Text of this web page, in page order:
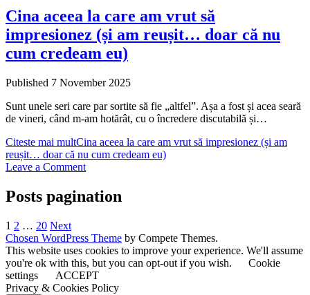
Cina aceea la care am vrut să
impresionez (și am reușit… doar că nu
cum credeam eu)
Published 7 November 2025
Sunt unele seri care par sortite să fie „altfel”. Așa a fost și acea seară
de vineri, când m-am hotărât, cu o încredere discutabilă și…
Citeste mai multCina aceea la care am vrut să impresionez (și am
reușit… doar că nu cum credeam eu)
Leave a Comment
Posts pagination
1 2 … 20 Next
Chosen WordPress Theme by Compete Themes.
This website uses cookies to improve your experience. We'll assume
you're ok with this, but you can opt-out if you wish.
Cookie
settings
ACCEPT
Privacy & Cookies Policy